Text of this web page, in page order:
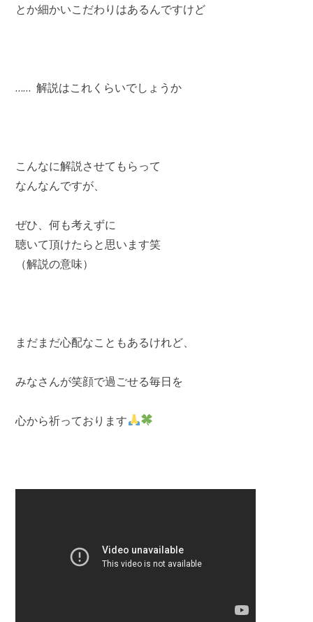
とか細かいこだわりはあるんですけど
…… 解説はこれくらいでしょうか
こんなに解説させてもらって
なんなんですが、
ぜひ、何も考えずに
聴いて頂けたらと思います笑
（解説の意味）
まだまだ心配なこともあるけれど、
みなさんが笑顔で過ごせる毎日を
心から祈っております